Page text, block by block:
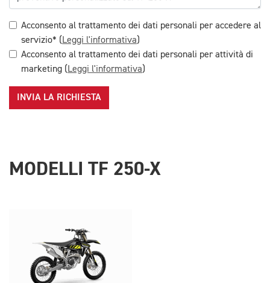
Acconsento al trattamento dei dati personali per accedere al
servizio* (Leggi l'informativa)
Acconsento al trattamento dei dati personali per attività di
marketing (Leggi l'informativa)
INVIA LA RICHIESTA
MODELLI TF 250-X